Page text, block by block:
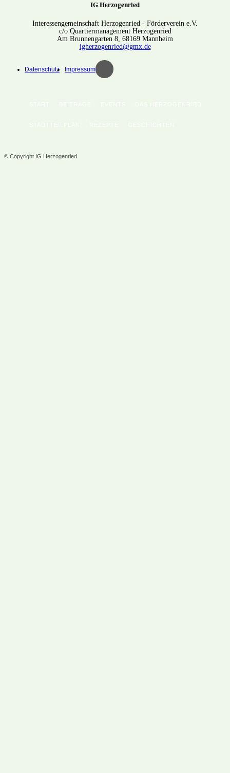
IG Herzogenried
Interessengemeinschaft Herzogenried - Förderverein e.V.
c/o Quartiermanagement Herzogenried
Am Brunnengarten 8, 68169 Mannheim
igherzogenried@gmx.de
Datenschutz Impressum
© Copyright IG Herzogenried